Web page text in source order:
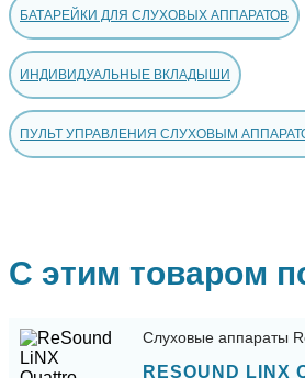
БАТАРЕЙКИ ДЛЯ СЛУХОВЫХ АППАРАТОВ
ИНДИВИДУАЛЬНЫЕ ВКЛАДЫШИ
ПУЛЬТ УПРАВЛЕНИЯ СЛУХОВЫМ
С этим товаром
Слуховые аппараты
RESOUND LINX